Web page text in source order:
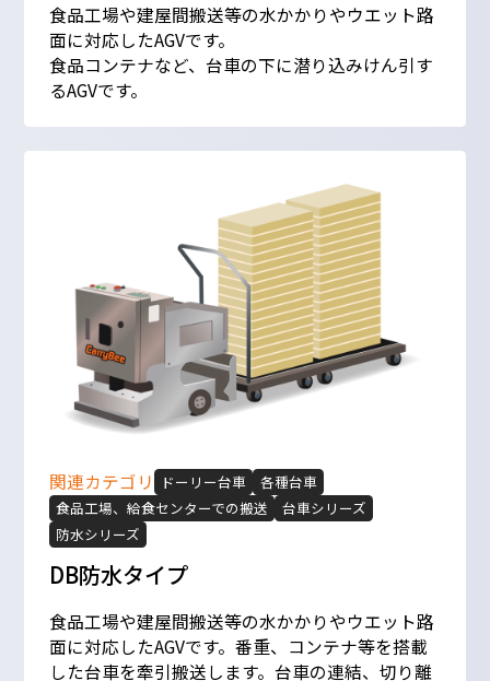
食品工場や建屋間搬送等の水かかりやウエット路
面に対応したAGVです。
食品コンテナなど、台車の下に潜り込みけん引す
るAGVです。
関連カテゴリ ドーリー台車
各種台車
食品工場、給食センターでの搬送
台車シリーズ
防水シリーズ
DB防水タイプ
食品工場や建屋間搬送等の水かかりやウエット路
面に対応したAGVです。番重、コンテナ等を搭載
した台車を牽引搬送します。台車の連結、切り離